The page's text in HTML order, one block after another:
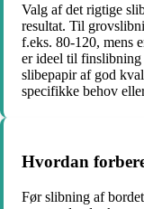
Valg af det rigtige
resultat. Til
f.eks. 80-120, mens
er ideel til
slibepapir af god
specifikke behov
Hvordan
Før slibning af